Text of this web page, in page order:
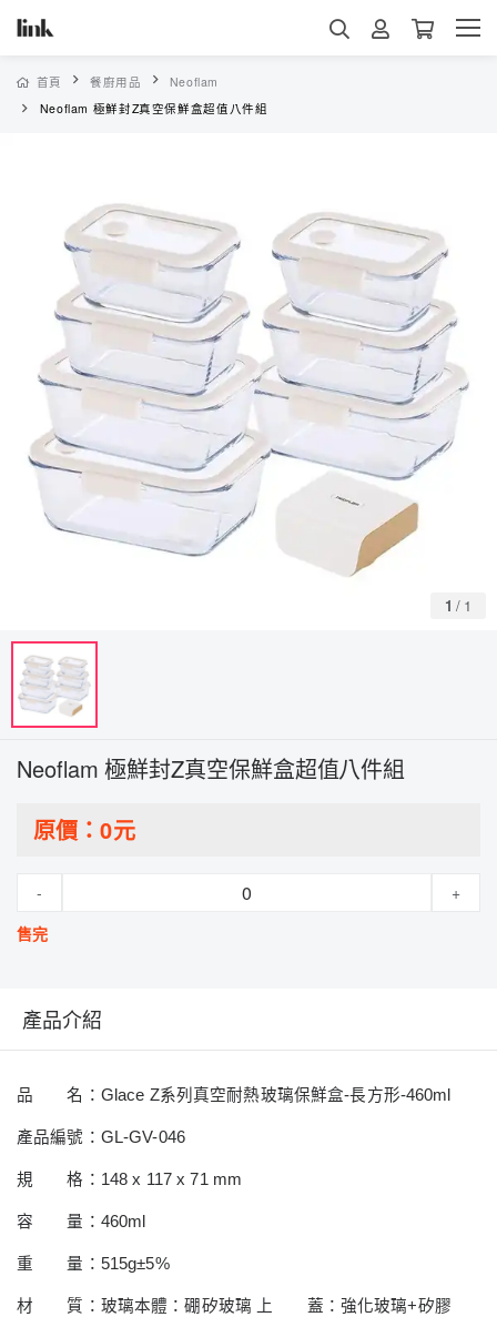
首頁 餐廚用品
Neoflam
Neoflam 極鮮封Z真空保鮮盒超值八件組
1 / 1
Neoflam 極鮮封Z真空保鮮盒超值八件組
原價：0元
-
+
售完
產品介紹
品 名： Glace Z系列真空耐熱玻璃保鮮盒-長方形-460ml
產品編號： GL-GV-046
規 格： 148 x 117 x 71 mm
容 量： 460ml
重 量： 515g±5%
材 質：玻璃本體：硼矽玻璃 上 蓋：強化玻璃+矽膠